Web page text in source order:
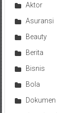
Aktor
Asuransi
Beauty
Berita
Bisnis
Bola
Dokumen